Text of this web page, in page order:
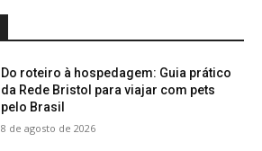
Do roteiro à hospedagem: Guia prático
da Rede Bristol para viajar com pets
pelo Brasil
8 de agosto de 2026